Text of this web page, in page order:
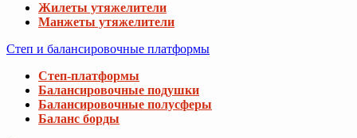
Жилеты утяжелители
Манжеты утяжелители
Степ и балансировочные платформы
Степ-платформы
Балансировочные подушки
Балансировочные полусферы
Баланс борды